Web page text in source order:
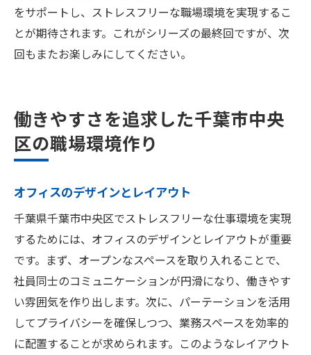
をサポートし、ストレスフリーな職場環境を実現するこ
とが期待されます。これがシリーズの最終回ですが、次
回もまたお楽しみにしてください。
働きやすさを追求した千葉市中央
区の職場環境作り
オフィスのデザインとレイアウト
千葉県千葉市中央区でストレスフリーな仕事環境を実現
するためには、オフィスのデザインとレイアウトが重要
です。まず、オープンなスペースを取り入れることで、
社員同士のコミュニケーションが円滑になり、働きやす
い雰囲気を作り出します。次に、パーテーションを活用
してプライバシーを確保しつつ、業務スペースを効率的
に配置することが求められます。このようなレイアウト